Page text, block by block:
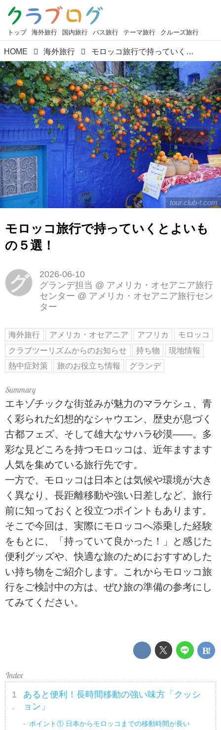
トップ 海外旅行 国内旅行 バス旅行 テーマ旅行 クルーズ旅行
HOME 海外旅行 モロッコ旅行で持っていくとよいもの５選！
tour.club-t.com
モロッコ旅行で持っていくとよいも
の５選！
グ
2026-06-10
グランデ担当 @ アメリカ・オセアニア旅行
センター @ アメリカ・オセアニア旅行セン
ター
海外旅行 アメリカ・オセアニア アフリカ
モロッコ
クラブツーリズムからのお知らせ
持ち物
現地情報
熱中症対策
旅のお役立ち情報 グランデ
エキゾチックな街並みが魅力のマラケシュ、青
く彩られた幻想的なシャウエン、歴史が息づく
古都フェズ、そして雄大なサハラ砂漠――。多
彩な見どころを持つモロッコは、近年ますます
人気を集めている旅行先です。
一方で、モロッコは日本とは気候や環境が大き
く異なり、長距離移動や強い日差しなど、旅行
前に知っておくと役立つポイントもあります。
そこで今回は、実際にモロッコへ添乗した経験
をもとに、「持っていて良かった！」と感じた
便利グッズや、快適な旅のためにおすすめした
い持ち物をご紹介します。これからモロッコ旅
行をご検討中の方は、ぜひ旅の準備の参考にし
てみてください。
あると便利！長時間移動の強い味方「クッシ
ョン」
ポイント① 日本からモロッコまでの移動時間が長い